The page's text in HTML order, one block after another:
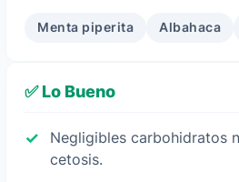
Menta piperita Albahaca
✅ Lo Bueno
Negligibles carbohidratos
cetosis.